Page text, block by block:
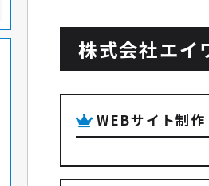
株式会社エイ
WEBサイト制作